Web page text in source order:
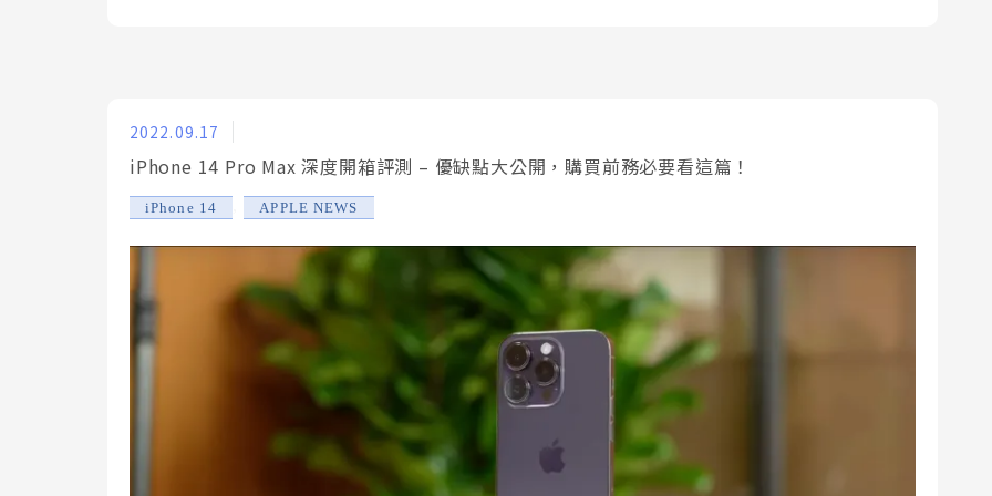
2022.09.17
iPhone 14 Pro Max 深度開箱評測 – 優缺點大公開，購買前務必要看這篇！
iPhone 14 APPLE NEWS